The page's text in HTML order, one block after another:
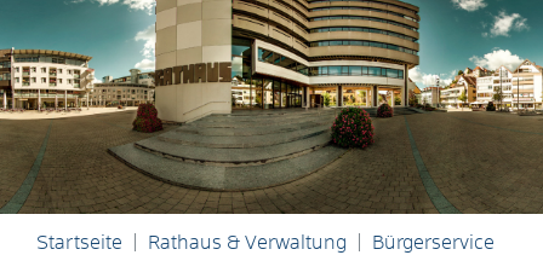
Startseite Rathaus & Verwaltung
Bürgerservice